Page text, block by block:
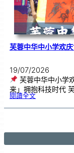
芙蓉中华中小学欢
19/07/2026
芙蓉中华中小学
来」拥抱科技时代
閱讀全文:芙
华
1
年